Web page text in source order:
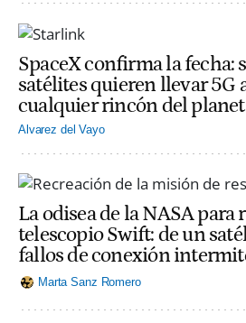
SpaceX confirma la fecha:
satélites quieren llevar 5G
cualquier rincón del
Alvarez del Vayo
La odisea de la NASA para
telescopio Swift: de un
fallos de conexión
Marta Sanz Romero